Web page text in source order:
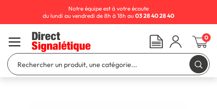
Notre équipe est à votre écoute
du lundi au vendredi de 8h à 18h au 03 28 40 28 40
0